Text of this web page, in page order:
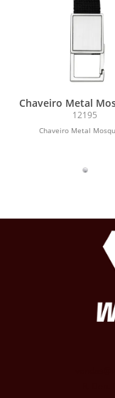
Chaveiro Metal
12195
Chaveiro Metal